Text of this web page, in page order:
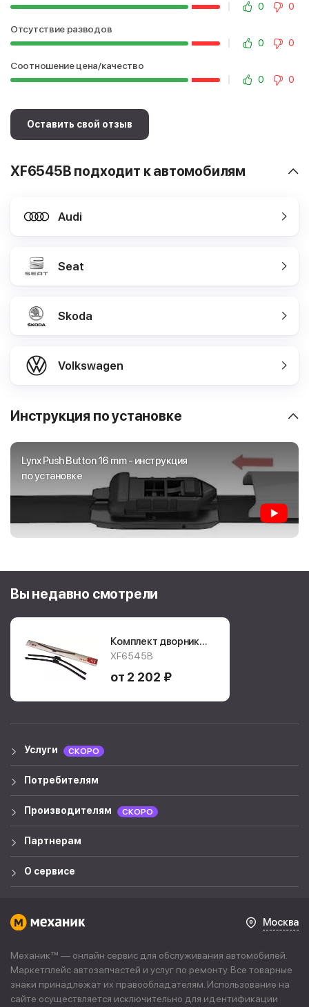
0
0
Отсутствие разводов
0
0
Соотношение цена/качество
0
0
Оставить свой отзыв
XF6545B подходит к автомобилям
Audi
Seat
Skoda
Volkswagen
Инструкция по установке
Lynx Push Button 16 mm - инструкция
по установке
Вы недавно смотрели
Комплект дворников
Lynx FlatXF6545B
XF6545B
от 2 202 ₽
Услуги СКОРО
Потребителям
Производителям СКОРО
Партнерам
О сервисе
Москва
Механик™ — онлайн сервис для обслуживания автомобилей.
Маркетплейс автозапчастей и услуг по ремонту. Все товарные
знаки принадлежат их правообладателям. Использование на
сайте осуществляется исключительно для идентификации